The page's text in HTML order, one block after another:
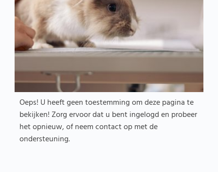
Oeps! U heeft geen toestemming om deze pagina te
bekijken! Zorg ervoor dat u bent ingelogd en probeer
het opnieuw, of neem contact op met de
ondersteuning.